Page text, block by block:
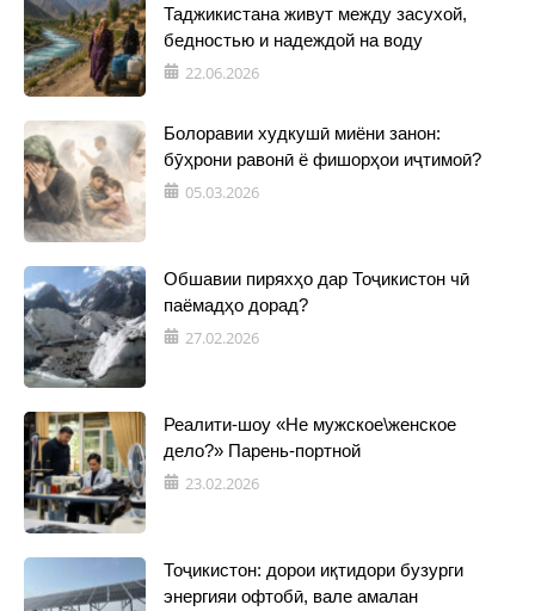
Таджикистана живут между засухой,
бедностью и надеждой на воду
22.06.2026
Болоравии худкушӣ миёни занон:
бӯҳрони равонӣ ё фишорҳои иҷтимоӣ?
05.03.2026
Обшавии пиряхҳо дар Тоҷикистон чӣ
паёмадҳо дорад?
27.02.2026
Реалити-шоу «Не мужское\женское
дело?» Парень-портной
23.02.2026
Тоҷикистон: дорои иқтидори бузурги
энергияи офтобӣ, вале амалан